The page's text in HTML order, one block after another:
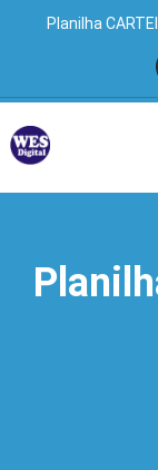
Planilha